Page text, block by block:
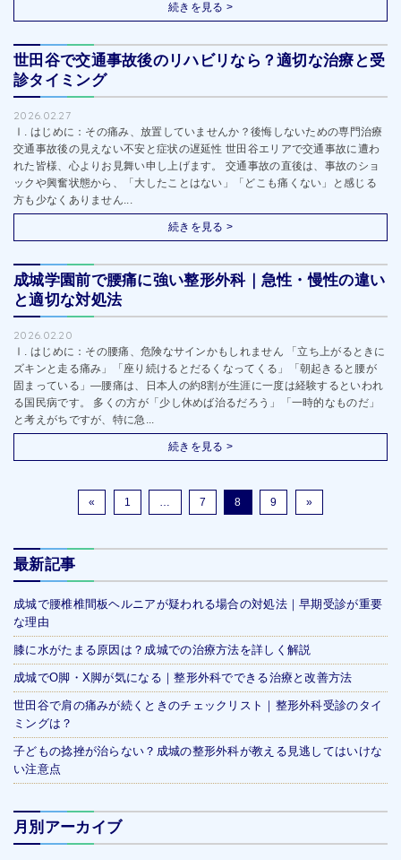
続きを見る >
世田谷で交通事故後のリハビリなら？適切な治療と受
診タイミング
2026.02.27
Ⅰ. はじめに：その痛み、放置していませんか？後悔しないための専門治療
交通事故後の見えない不安と症状の遅延性 世田谷エリアで交通事故に遭わ
れた皆様、心よりお見舞い申し上げます。 交通事故の直後は、事故のショ
ックや興奮状態から、「大したことはない」「どこも痛くない」と感じる
方も少なくありません...
続きを見る >
成城学園前で腰痛に強い整形外科｜急性・慢性の違い
と適切な対処法
2026.02.20
Ⅰ. はじめに：その腰痛、危険なサインかもしれません 「立ち上がるときに
ズキンと走る痛み」「座り続けるとだるくなってくる」「朝起きると腰が
固まっている」—腰痛は、日本人の約8割が生涯に一度は経験するといわれ
る国民病です。 多くの方が「少し休めば治るだろう」「一時的なものだ」
と考えがちですが、特に急...
続きを見る >
« 1 … 7 8 9 »
最新記事
成城で腰椎椎間板ヘルニアが疑われる場合の対処法｜早期受診が重要
な理由
膝に水がたまる原因は？成城での治療方法を詳しく解説
成城でO脚・X脚が気になる｜整形外科でできる治療と改善方法
世田谷で肩の痛みが続くときのチェックリスト｜整形外科受診のタイ
ミングは？
子どもの捻挫が治らない？成城の整形外科が教える見逃してはいけな
い注意点
月別アーカイブ